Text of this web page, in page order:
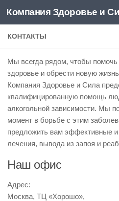
Перейти к содержимому
Компания Здоровье и
КОНТАКТЫ
Мы всегда рядом, чтобы помочь
здоровье и обрести новую
Компания Здоровье и Сила
квалифицированную помощь
алкогольной зависимости. Мы
момент в борьбе с этим
предложить вам эффективные
лечения, вывода из запоя и
Наш офис
Адрес:
Москва, ТЦ «Хорошо»,